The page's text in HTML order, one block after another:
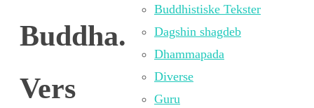
Buddha.
Vers
Buddhistiske Tekster
Dagshin shagdeb
Dhammapada
Diverse
Guru